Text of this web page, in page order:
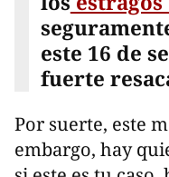
este 16 de
fuerte
Por suerte, este
embargo, hay